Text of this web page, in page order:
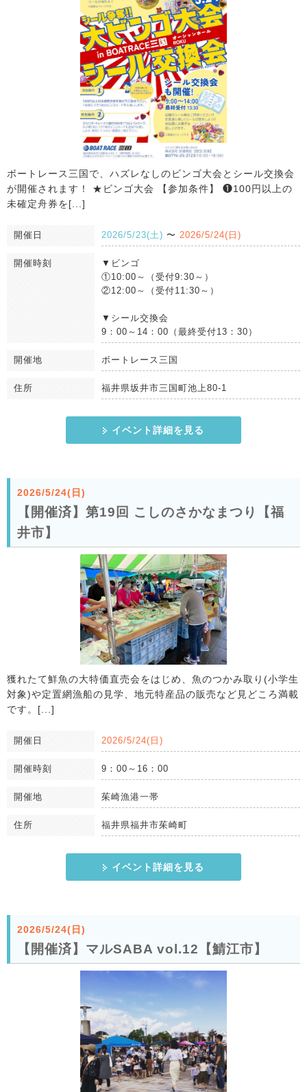
ボートレース三国で、ハズレなしのビンゴ大会とシール交換会
が開催されます！ ★ビンゴ大会 【参加条件】 ❶100円以上の
未確定舟券を[...]
開催日 2026/5/23(土) 〜 2026/5/24(日)
開催時刻
▼ビンゴ
①10:00～（受付9:30～）
②12:00～（受付11:30～）
▼シール交換会
9：00～14：00（最終受付13：30）
開催地 ボートレース三国
住所 福井県坂井市三国町池上80-1
イベント詳細を見る
2026/5/24(日)
【開催済】第19回 こしのさかなまつり【福
井市】
獲れたて鮮魚の大特価直売会をはじめ、魚のつかみ取り(小学生
対象)や定置網漁船の見学、地元特産品の販売など見どころ満載
です。[...]
開催日 2026/5/24(日)
開催時刻 9：00～16：00
開催地 茱崎漁港一帯
住所 福井県福井市茱崎町
イベント詳細を見る
2026/5/24(日)
【開催済】マルSABA vol.12【鯖江市】